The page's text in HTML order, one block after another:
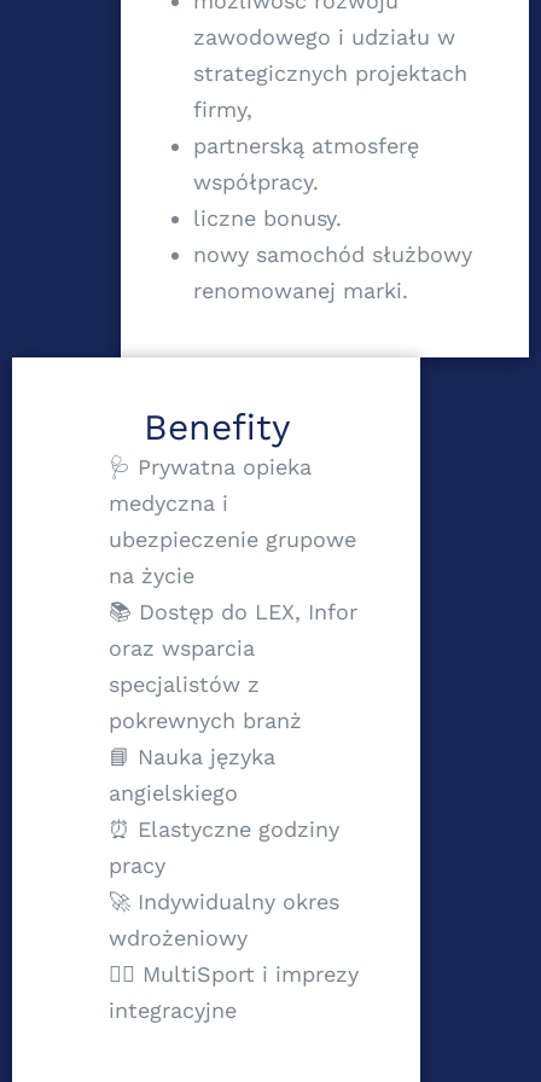
zawodowego i udziału w
strategicznych projektach
firmy,
partnerską atmosferę
współpracy.
liczne bonusy.
nowy samochód służbowy
renomowanej marki.
Benefity
🩺 Prywatna opieka
medyczna i
ubezpieczenie grupowe
na życie
📚 Dostęp do LEX, Infor
oraz wsparcia
specjalistów z
pokrewnych branż
📘 Nauka języka
angielskiego
⏰ Elastyczne godziny
pracy
🚀 Indywidualny okres
wdrożeniowy
🏃‍♀️ MultiSport i imprezy
integracyjne